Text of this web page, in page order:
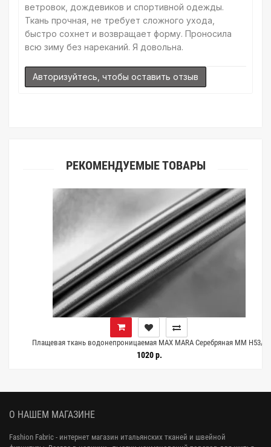
ветровок, дождевиков и спортивной одежды.
Ткань прочная, не требует сложного ухода,
быстро сохнет и возвращает форму. Проносила
всю зиму без нареканий. Я довольна.
Авторизуйтесь, чтобы оставить отзыв
РЕКОМЕНДУЕМЫЕ ТОВАРЫ
Плащевая ткань водонепроницаемая MAX MARA Серебряная MM H53/4
KK00 3102538
1020 р.
О НАШЕМ МАГАЗИНЕ
Fashion Fabric - интернет магазин итальянских тканей и швейной